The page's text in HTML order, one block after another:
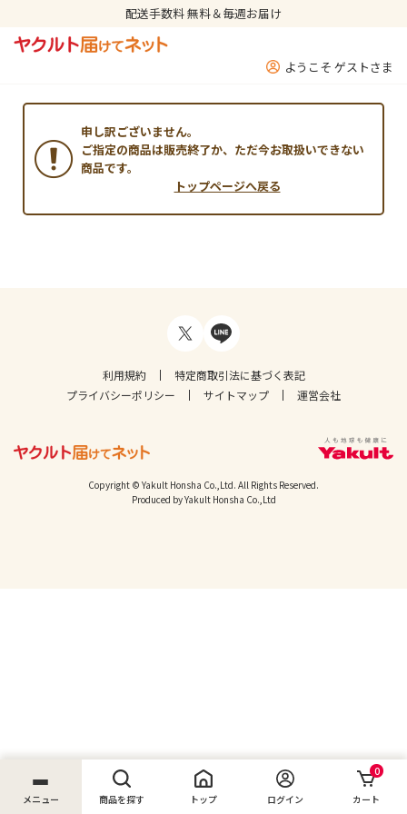
配送手数料 無料＆毎週お届け
ようこそ ゲストさま
メニュー 商品を探す トップ ログイン
0
カート
申し訳ございません。
ご指定の商品は販売終了か、ただ今お取扱いできない
商品です。
トップページへ戻る
利用規約
特定商取引法に基づく表記
プライバシーポリシー
サイトマップ 運営会社
Copyright © Yakult Honsha Co.,Ltd. All Rights Reserved.
Produced by Yakult Honsha Co.,Ltd